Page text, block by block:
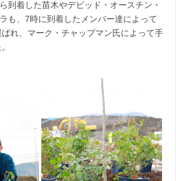
到着した苗木やデビッド・オースチン・
も、7時に到着したメンバー達によって
れ、マーク・チャップマン氏によって手